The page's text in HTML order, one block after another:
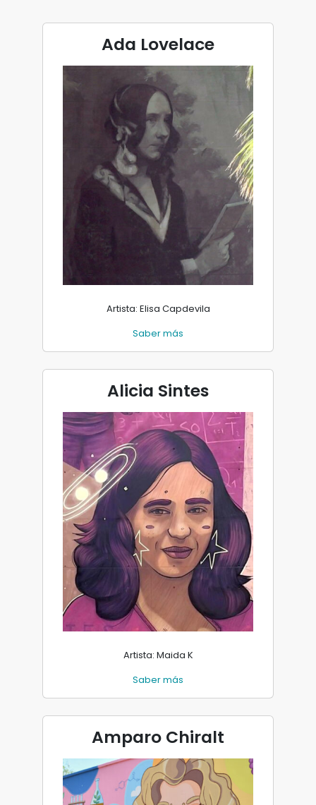
Ada Lovelace
Artista: Elisa Capdevila
Saber más
Alicia Sintes
Artista: Maida K
Saber más
Amparo Chiralt